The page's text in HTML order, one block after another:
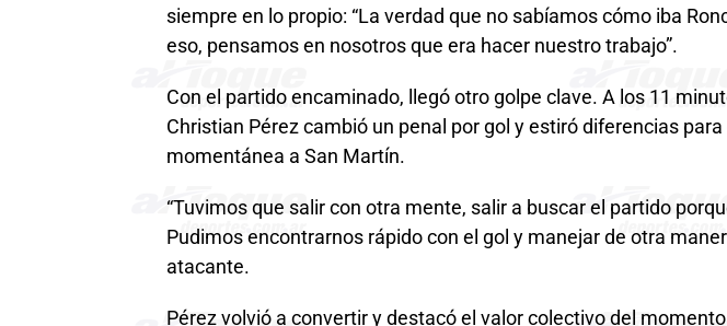
siempre en lo propio: “La verdad que no sabíamos cómo iba
eso, pensamos en nosotros que era hacer nuestro trabajo”.
Con el partido encaminado, llegó otro golpe clave. A los 11
Christian Pérez cambió un penal por gol y estiró diferencias
momentánea a San Martín.
“Tuvimos que salir con otra mente, salir a buscar el partido
Pudimos encontrarnos rápido con el gol y manejar de otra
atacante.
Pérez volvió a convertir y destacó el valor colectivo del